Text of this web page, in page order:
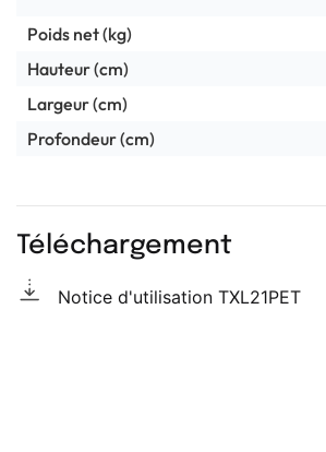
Poids net (kg)
Hauteur (cm)
Largeur (cm)
Profondeur (cm)
Téléchargement
Notice d'utilisation TXL21PET